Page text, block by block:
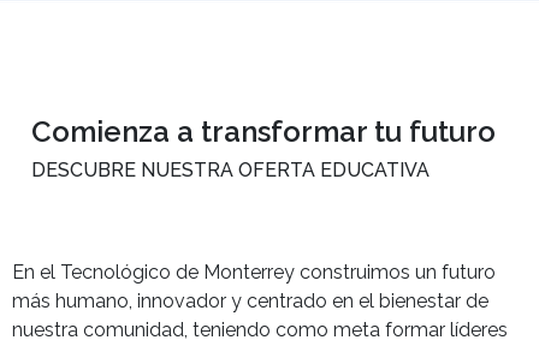
Comienza a transformar tu futuro
DESCUBRE NUESTRA OFERTA EDUCATIVA
En el Tecnológico de Monterrey construimos un futuro
más humano, innovador y centrado en el bienestar de
nuestra comunidad, teniendo como meta formar líderes